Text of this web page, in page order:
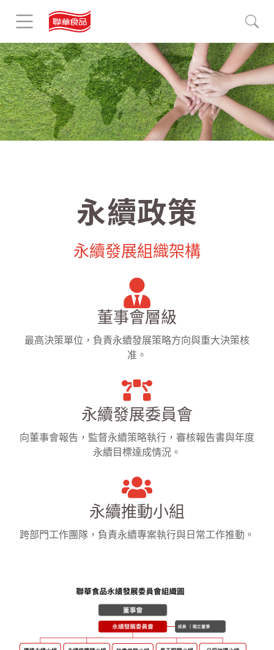
永續政策
永續發展組織架構
董事會層級
最高決策單位，負責永續發展策略方向與重大決策核
准。
永續發展委員會
向董事會報告，監督永續策略執行，審核報告書與年度
永續目標達成情況。
永續推動小組
跨部門工作團隊，負責永續專案執行與日常工作推動。